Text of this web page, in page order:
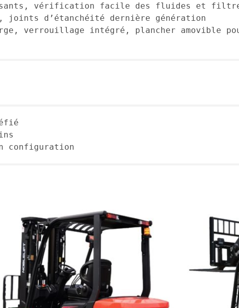
vérification facile des fluides et
d’étanchéité dernière génération
verrouillage intégré, plancher amovible
configuration